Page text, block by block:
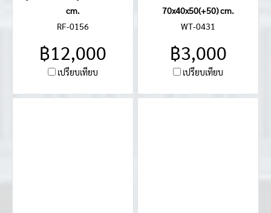
cm.
RF-0156
฿12,000
เปรียบเทียบ
70x40x50(+50) cm.
WT-0431
฿3,000
เปรียบเทียบ